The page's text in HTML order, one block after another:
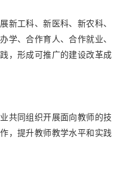
新工科、新医科、新农科、
学、合作育人、合作就业、
，形成可推广的建设改革成
共同组织开展面向教师的技
，提升教师教学水平和实践